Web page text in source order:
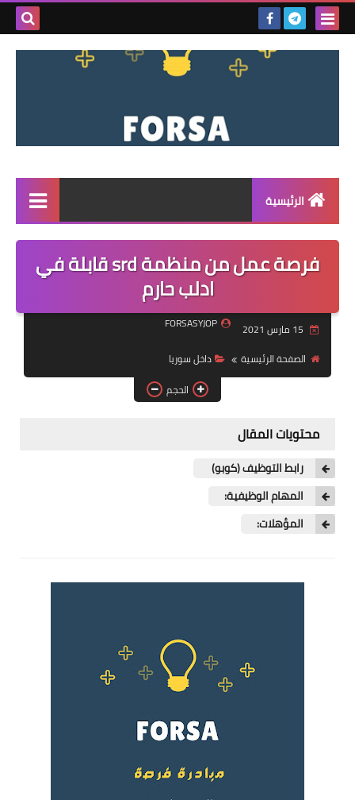
بحث
الرئيسية
القائمة
مناقصات
فرص عمل داخل سوريا
فرص عمل في العراق
فرص عمل في اليمن
فرصة عمل من منظمة srd قابلة في
ادلب حارم
FORSASYJOP
الصفحة الرئيسية
داخل سوريا
الحجم
محتويات المقال
رابط التوظيف (كوبو)
المهام الوظيفية:
المؤهلات: